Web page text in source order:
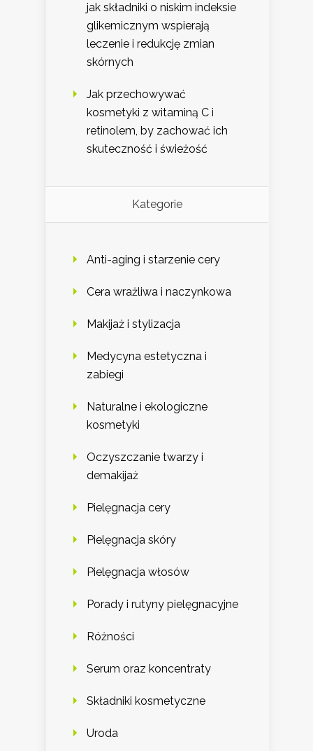
jak składniki o niskim indeksie
glikemicznym wspierają
leczenie i redukcję zmian
skórnych
Jak przechowywać
kosmetyki z witaminą C i
retinolem, by zachować ich
skuteczność i świeżość
Kategorie
Anti-aging i starzenie cery
Cera wrażliwa i naczynkowa
Makijaż i stylizacja
Medycyna estetyczna i
zabiegi
Naturalne i ekologiczne
kosmetyki
Oczyszczanie twarzy i
demakijaż
Pielęgnacja cery
Pielęgnacja skóry
Pielęgnacja włosów
Porady i rutyny pielęgnacyjne
Różności
Serum oraz koncentraty
Składniki kosmetyczne
Uroda